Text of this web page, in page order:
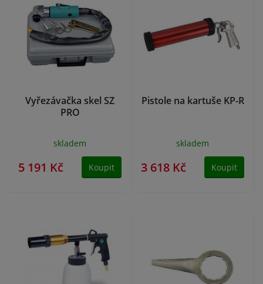
Vyřezávačka skel SZ
PRO
skladem
5 191 Kč Koupit
Pistole na kartuše KP-R
skladem
3 618 Kč Koupit